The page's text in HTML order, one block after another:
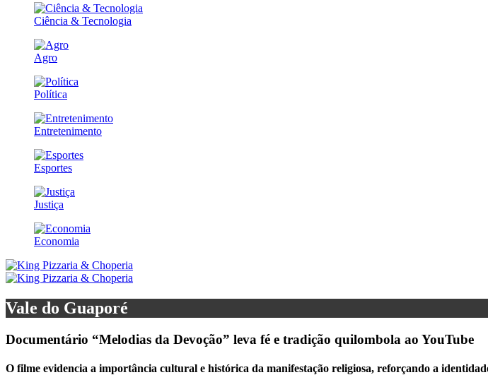
Ciência & Tecnologia
Agro
Política
Entretenimento
Esportes
Justiça
Economia
Vale do Guaporé
Documentário “Melodias da Devoção” leva fé e tradição quilombola ao YouTube
O filme evidencia a importância cultural e histórica da manifestação religiosa, reforçando a